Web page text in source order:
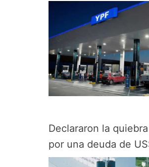
Declararon la
por una deuda de